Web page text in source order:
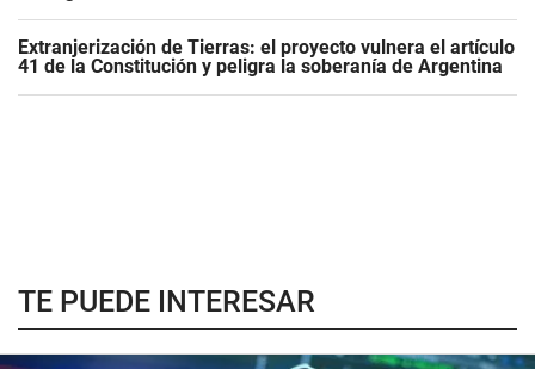
Extranjerización de Tierras: el proyecto vulnera el artículo
41 de la Constitución y peligra la soberanía de Argentina
TE PUEDE INTERESAR